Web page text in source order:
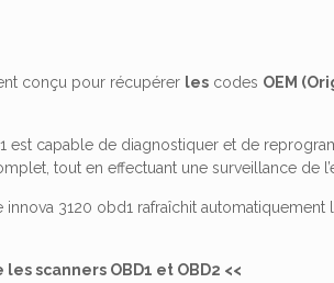
conçu pour récupérer les codes OEM
est capable de diagnostiquer et de
tout en effectuant une surveillance de
innova 3120 obd1 rafraîchit
scanners OBD1 et OBD2 <<